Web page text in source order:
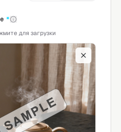
*
для загрузки